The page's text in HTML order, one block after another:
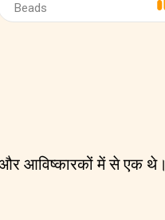
Beads
और आविष्कारकों में से एक थे।